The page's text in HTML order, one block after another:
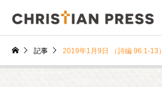
記事 2019年1月9日 （詩編 96:1-13）